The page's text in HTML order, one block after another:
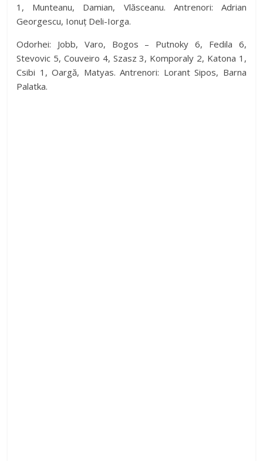
1, Munteanu, Damian, Vlăsceanu. Antrenori: Adrian
Georgescu, Ionuț Deli-Iorga.
Odorhei: Jobb, Varo, Bogos – Putnoky 6, Fedila 6,
Stevovic 5, Couveiro 4, Szasz 3, Komporaly 2, Katona 1,
Csibi 1, Oargă, Matyas. Antrenori: Lorant Sipos, Barna
Palatka.